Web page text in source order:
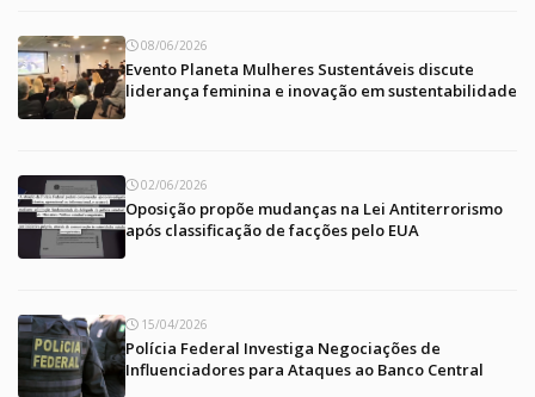
08/06/2026
Evento Planeta Mulheres Sustentáveis discute
liderança feminina e inovação em sustentabilidade
02/06/2026
Oposição propõe mudanças na Lei Antiterrorismo
após classificação de facções pelo EUA
15/04/2026
Polícia Federal Investiga Negociações de
Influenciadores para Ataques ao Banco Central